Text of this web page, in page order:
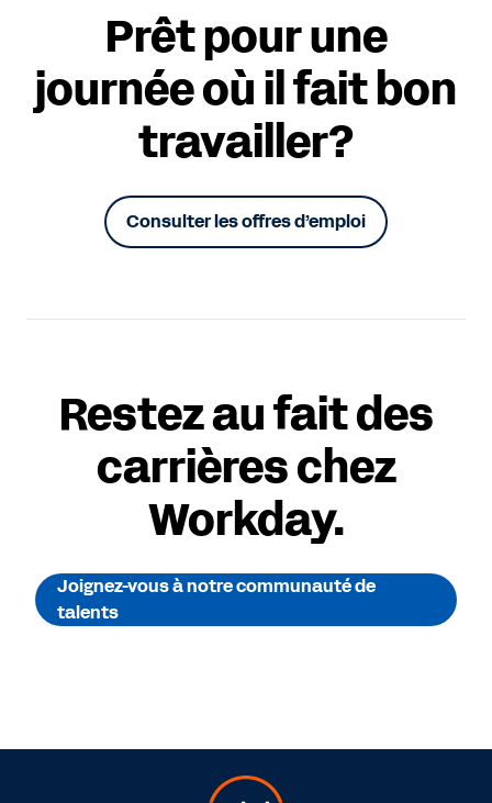
Prêt pour une
journée où il fait bon
travailler?
Consulter les offres d’emploi
Restez au fait des
carrières chez
Workday.
Joignez-vous à notre communauté de
talents